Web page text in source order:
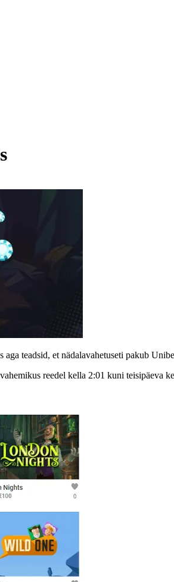
teadsid, et nädalavahetuseti pakub
reedel kella 2:01 kuni teisipäeva